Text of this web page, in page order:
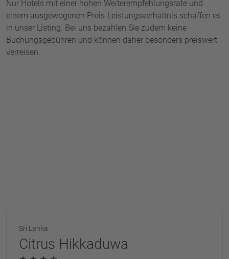
Nur Hotels mit einer hohen Weiterempfehlungsrate und
einem ausgewogenen Preis-Leistungsverhältnis schaffen es
in unser Listing. Bei uns bezahlen Sie zudem keine
Buchungsgebühren und können daher besonders preiswert
verreisen.
Sri Lanka
Citrus Hikkaduwa